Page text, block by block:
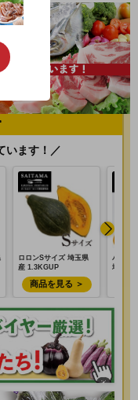
います！／
バターナッツかぼちゃ
埼玉県産 750GUP
フィレ
袋) 埼